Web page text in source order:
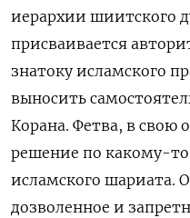
иерархии шиитского
присваивается
знатоку исламского
выносить
Корана. Фетва, в свою
решение по какому-
исламского шариата.
дозволенное и